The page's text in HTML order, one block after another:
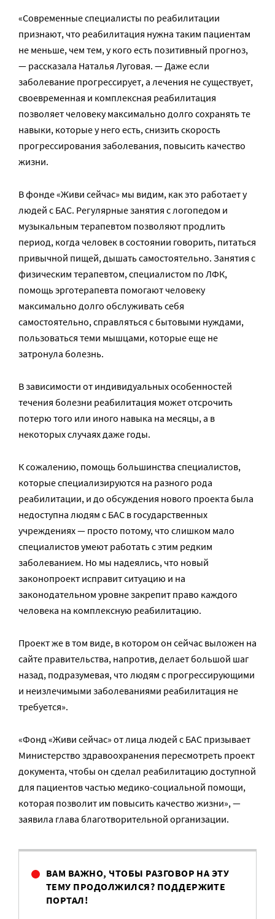
«Современные специалисты по реабилитации
признают, что реабилитация нужна таким пациентам
не меньше, чем тем, у кого есть позитивный прогноз,
— рассказала Наталья Луговая. — Даже если
заболевание прогрессирует, а лечения не существует,
своевременная и комплексная реабилитация
позволяет человеку максимально долго сохранять те
навыки, которые у него есть, снизить скорость
прогрессирования заболевания, повысить качество
жизни.
В фонде «Живи сейчас» мы видим, как это работает у
людей с БАС. Регулярные занятия с логопедом и
музыкальным терапевтом позволяют продлить
период, когда человек в состоянии говорить, питаться
привычной пищей, дышать самостоятельно. Занятия с
физическим терапевтом, специалистом по ЛФК,
помощь эрготерапевта помогают человеку
максимально долго обслуживать себя
самостоятельно, справляться с бытовыми нуждами,
пользоваться теми мышцами, которые еще не
затронула болезнь.
В зависимости от индивидуальных особенностей
течения болезни реабилитация может отсрочить
потерю того или иного навыка на месяцы, а в
некоторых случаях даже годы.
К сожалению, помощь большинства специалистов,
которые специализируются на разного рода
реабилитации, и до обсуждения нового проекта была
недоступна людям с БАС в государственных
учреждениях — просто потому, что слишком мало
специалистов умеют работать с этим редким
заболеванием. Но мы надеялись, что новый
законопроект исправит ситуацию и на
законодательном уровне закрепит право каждого
человека на комплексную реабилитацию.
Проект же в том виде, в котором он сейчас выложен на
сайте правительства, напротив, делает большой шаг
назад, подразумевая, что людям с прогрессирующими
и неизлечимыми заболеваниями реабилитация не
требуется».
«Фонд «Живи сейчас» от лица людей с БАС призывает
Министерство здравоохранения пересмотреть проект
документа, чтобы он сделал реабилитацию доступной
для пациентов частью медико-социальной помощи,
которая позволит им повысить качество жизни», —
заявила глава благотворительной организации.
ВАМ ВАЖНО, ЧТОБЫ РАЗГОВОР НА ЭТУ
ТЕМУ ПРОДОЛЖИЛСЯ? ПОДДЕРЖИТЕ
ПОРТАЛ!